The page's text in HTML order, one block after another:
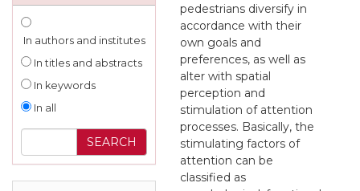
In authors and institutes
In titles and abstracts
In keywords
In all
pedestrians diversify in
accordance with their
own goals and
preferences, as well as
alter with spatial
perception and
stimulation of attention
processes. Basically, the
stimulating factors of
attention can be
classified as